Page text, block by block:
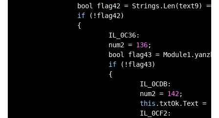
bool
flag42 = Strings.Len(text9) ==
if (!flag42)
{
IL_0C36:
num2 = 136;
bool
flag43 =
if (!flag43)
{
IL_0CDB:
num2 = 142;
this .txtOk.Text =
IL_0CF2: